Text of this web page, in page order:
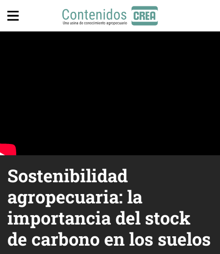
Sostenibilidad
agropecuaria: la
importancia del stock
de carbono en los suelos